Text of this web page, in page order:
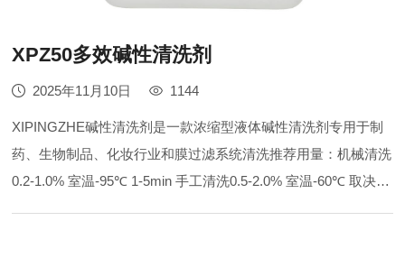
XPZ50多效碱性清洗剂
2025年11月10日 1144
XIPINGZHE碱性清洗剂是一款浓缩型液体碱性清洗剂专用于制
药、生物制品、化妆行业和膜过滤系统清洗推荐用量：机械清洗
0.2-1.0% 室温-95℃ 1-5min 手工清洗0.5-2.0% 室温-60℃ 取决于